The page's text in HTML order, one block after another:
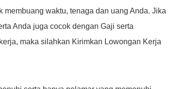
waktu, tenaga dan uang Anda. Jika
Anda juga cocok dengan Gaji serta
maka silahkan Kirimkan Lowongan Kerja